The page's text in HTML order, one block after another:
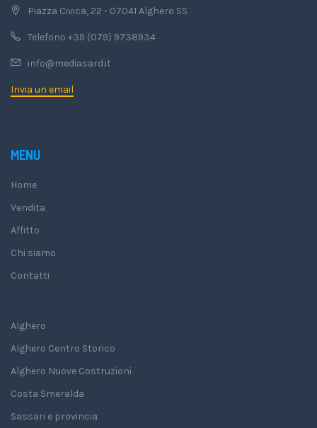
Piazza Civica, 22 - 07041 Alghero SS
Telefono +39 (079) 9738934
info@mediasard.it
Invia un email
MENU
Home
Vendita
Affitto
Chi siamo
Contatti
Alghero
Alghero Centro Storico
Alghero Nuove Costruzioni
Costa Smeralda
Sassari e provincia